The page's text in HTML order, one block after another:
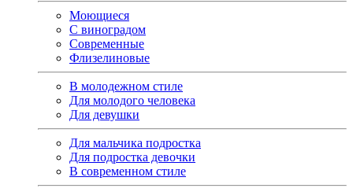
Моющиеся
С виноградом
Современные
Флизелиновые
В молодежном стиле
Для молодого человека
Для девушки
Для мальчика подростка
Для подростка девочки
В современном стиле